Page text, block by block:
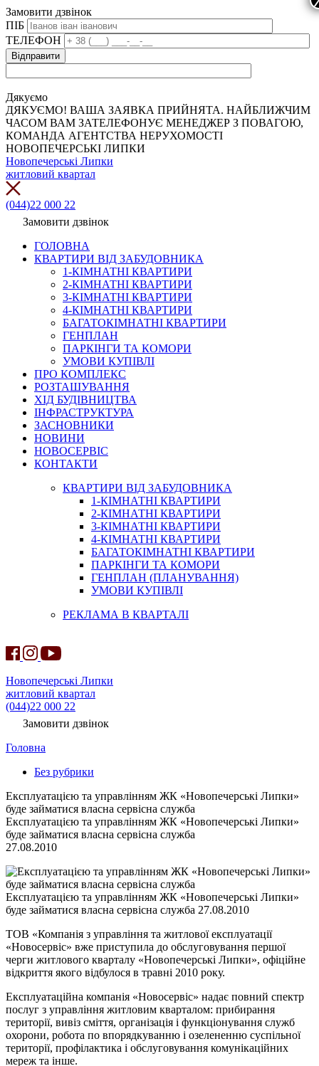
Замовити дзвінок
ПІБ
ТЕЛЕФОН
Дякуємо
ДЯКУЄМО! ВАША ЗАЯВКА ПРИЙНЯТА. НАЙБЛИЖЧИМ
ЧАСОМ ВАМ ЗАТЕЛЕФОНУЄ МЕНЕДЖЕР З ПОВАГОЮ,
КОМАНДА АГЕНТСТВА НЕРУХОМОСТІ
НОВОПЕЧЕРСЬКІ ЛИПКИ
Новопечерські Липки
житловий квартал
(044)22 000 22
Замовити дзвінок
ГОЛОВНА
КВАРТИРИ ВІД ЗАБУДОВНИКА
1-КІМНАТНІ КВАРТИРИ
2-КІМНАТНІ КВАРТИРИ
3-КІМНАТНІ КВАРТИРИ
4-КІМНАТНІ КВАРТИРИ
БАГАТОКІМНАТНІ КВАРТИРИ
ГЕНПЛАН
ПАРКІНГИ ТА КОМОРИ
УМОВИ КУПІВЛІ
ПРО КОМПЛЕКС
РОЗТАШУВАННЯ
ХІД БУДІВНИЦТВА
ІНФРАСТРУКТУРА
ЗАСНОВНИКИ
НОВИНИ
НОВОСЕРВІС
КОНТАКТИ
КВАРТИРИ ВІД ЗАБУДОВНИКА
1-КІМНАТНІ КВАРТИРИ
2-КІМНАТНІ КВАРТИРИ
3-КІМНАТНІ КВАРТИРИ
4-КІМНАТНІ КВАРТИРИ
БАГАТОКІМНАТНІ КВАРТИРИ
ПАРКІНГИ ТА КОМОРИ
ГЕНПЛАН (ПЛАНУВАННЯ)
УМОВИ КУПІВЛІ
РЕКЛАМА В КВАРТАЛІ
Новопечерські Липки
житловий квартал
(044)22 000 22
Замовити дзвінок
Головна
Без рубрики
Експлуатацією та управлінням ЖК «Новопечерські Липки»
буде займатися власна сервісна служба
Експлуатацією та управлінням ЖК «Новопечерські Липки»
буде займатися власна сервісна служба
27.08.2010
Експлуатацією та управлінням ЖК «Новопечерські Липки»
буде займатися власна сервісна служба 27.08.2010
ТОВ «Компанія з управління та житлової експлуатації
«Новосервіс» вже приступила до обслуговування першої
черги житлового кварталу «Новопечерські Липки», офіційне
відкриття якого відбулося в травні 2010 року.
Експлуатаційна компанія «Новосервіс» надає повний спектр
послуг з управління житловим кварталом: прибирання
території, вивіз сміття, організація і функціонування служб
охорони, робота по впорядкуванню і озелененню суспільної
території, профілактика і обслуговування комунікаційних
мереж та інше.